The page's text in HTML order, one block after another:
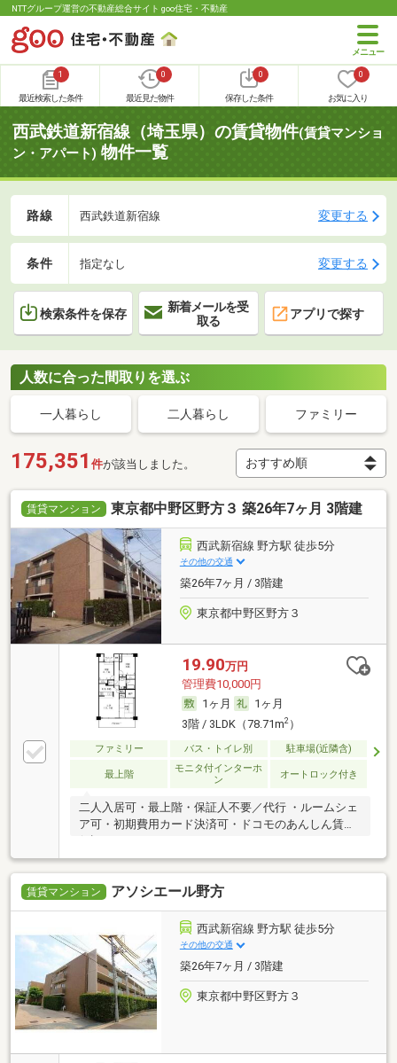
NTTグループ運営の不動産総合サイト goo住宅・不動産
1
最近検索した条件
0
最近見た物件
0
保存した条件
0
お気に入り
西武鉄道新宿線（埼玉県）の賃貸物件(賃貸マンショ
ン・アパート) 物件一覧
路線 西武鉄道新宿線 変更する
条件 指定なし 変更する
検索条件を保存
新着メールを受
取る
アプリで探す
人数に合った間取りを選ぶ
一人暮らし 二人暮らし ファミリー
175,351 件が該当しました。
賃貸マンション 東京都中野区野方３ 築26年7ヶ月 3階建
西武新宿線 野方駅 徒歩5分
その他の交通
築26年7ヶ月 / 3階建
東京都中野区野方３
19.90万円
管理費10,000円
1ヶ月
1ヶ月
3階 / 3LDK（78.71m2）
ファミリー バス・トイレ別 駐車場(近隣含)
最上階
モニタ付インターホ
ン
オートロック付き
二人入居可・最上階・保証人不要／代行 ・ルームシェ
ア可・初期費用カード決済可・ドコモのあんしん賃貸
賃貸マンション アソシエール野方
西武新宿線 野方駅 徒歩5分
その他の交通
築26年7ヶ月 / 3階建
東京都中野区野方３